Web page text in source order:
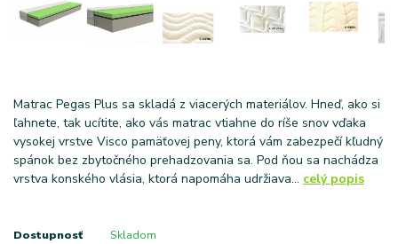
Matrac Pegas Plus sa skladá z viacerých materiálov. Hneď, ako si
ľahnete, tak ucítite, ako vás matrac vtiahne do ríše snov vďaka
vysokej vrstve Visco pamäťovej peny, ktorá vám zabezpečí kľudný
spánok bez zbytočného prehadzovania sa. Pod ňou sa nachádza
vrstva konského vlásia, ktorá napomáha udržiava... celý popis
Dostupnosť Skladom